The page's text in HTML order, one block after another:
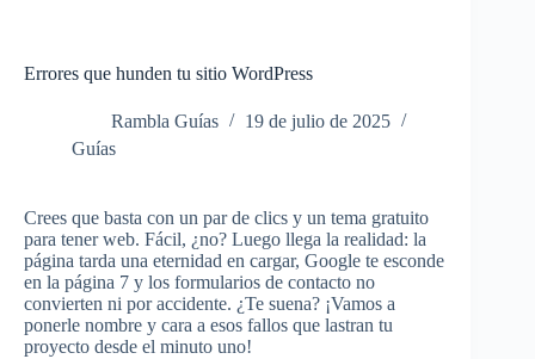
Errores que hunden tu sitio WordPress
Rambla Guías
19 de julio de 2025
Guías
Crees que basta con un par de clics y un tema gratuito
para tener web. Fácil, ¿no? Luego llega la realidad: la
página tarda una eternidad en cargar, Google te esconde
en la página 7 y los formularios de contacto no
convierten ni por accidente. ¿Te suena? ¡Vamos a
ponerle nombre y cara a esos fallos que lastran tu
proyecto desde el minuto uno!